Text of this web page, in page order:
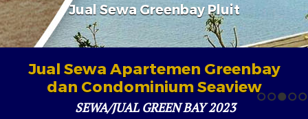
Jual Sewa Greenbay Pluit
Jual Sewa Apartemen Greenbay
dan Condominium Seaview
SEWA/JUAL GREEN BAY 2023